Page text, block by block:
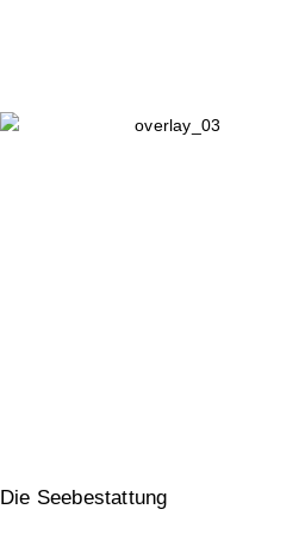
Die See­bestattung